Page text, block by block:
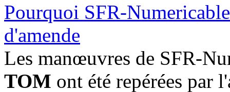
Pourquoi SFR-
d'amende
Les manœuvres de SFR-
TOM ont été repérées par